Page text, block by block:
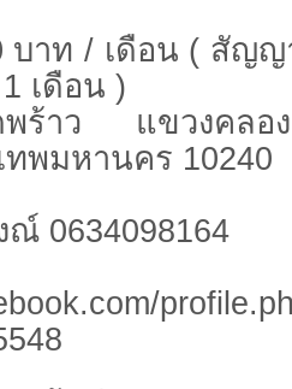
บาท / เดือน ( สัญ
เดือน )
ร้าว แขวงคลอ
ทพมหานคร 10240
0634098164